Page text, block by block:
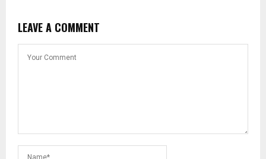
LEAVE A COMMENT